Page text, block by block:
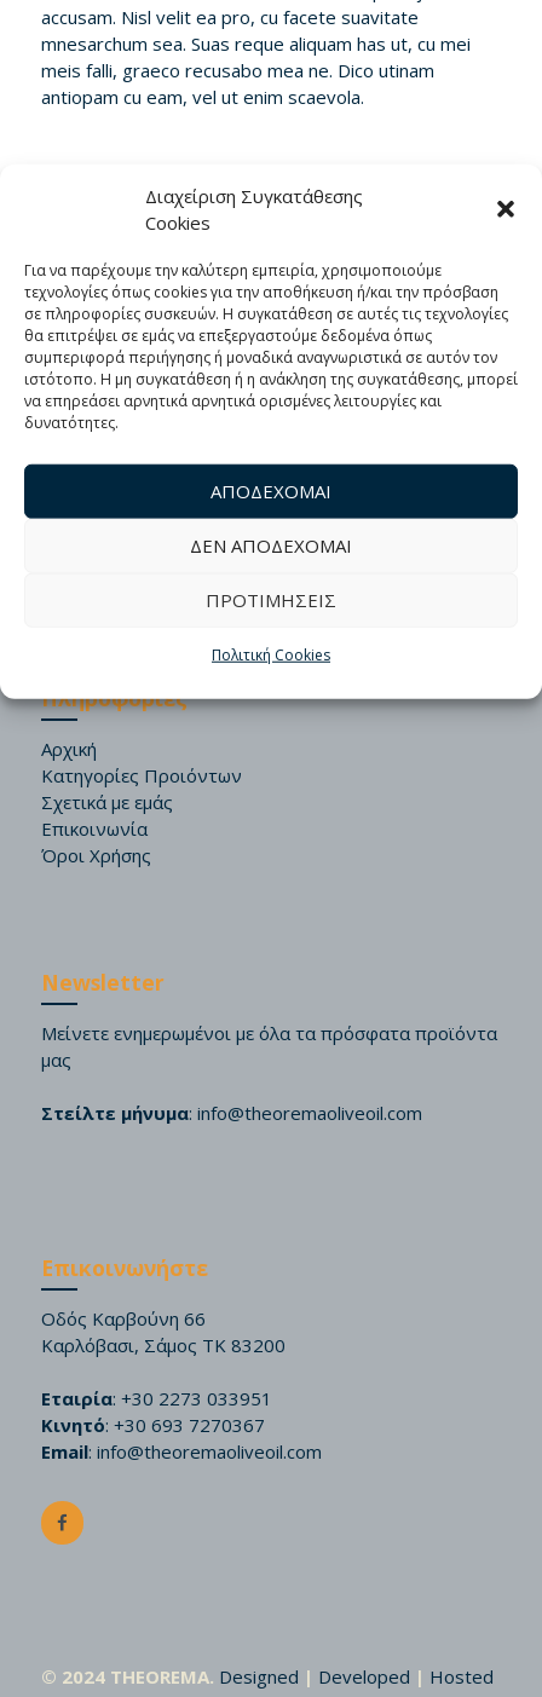
Διαχείριση Συγκατάθεσης
Cookies
Για να παρέχουμε την καλύτερη εμπειρία, χρησιμοποιούμε
τεχνολογίες όπως cookies για την αποθήκευση ή/και την πρόσβαση
σε πληροφορίες συσκευών. Η συγκατάθεση σε αυτές τις τεχνολογίες
θα επιτρέψει σε εμάς να επεξεργαστούμε δεδομένα όπως
συμπεριφορά περιήγησης ή μοναδικά αναγνωριστικά σε αυτόν τον
ιστότοπο. Η μη συγκατάθεση ή η ανάκληση της συγκατάθεσης, μπορεί
να επηρεάσει αρνητικά αρνητικά ορισμένες λειτουργίες και
δυνατότητες.
ΑΠΟΔΕΧΟΜΑΙ
ΔΕΝ ΑΠΟΔΕΧΟΜΑΙ
ΠΡΟΤΙΜΗΣΕΙΣ
Πολιτική Cookies
accusam. Nisl velit ea pro, cu facete suavitate
mnesarchum sea. Suas reque aliquam has ut, cu mei
meis falli, graeco recusabo mea ne. Dico utinam
antiopam cu eam, vel ut enim scaevola.
Σχετικά με εμάς
Η οικογένεια Βαλσαμίδη ένας από τους
παλαιότερους ελαιοκαλλιεργητές και
ελαιοπαραγωγοί στη Σάμο, παράγουν ελαιόλαδο σε
παραδοσιακό ελαιοτριβείο στην Υδρούσσα της
Σάμου, χειροκίνητα, χρησιμοποιώντας μυλόπετρες
και ξύλινα πιεστήρια.
Πληροφορίες
Αρχική
Κατηγορίες Προιόντων
Σχετικά με εμάς
Επικοινωνία
Όροι Χρήσης
Newsletter
Μείνετε ενημερωμένοι με όλα τα πρόσφατα προϊόντα
μας
Στείλτε μήνυμα: info@theoremaoliveoil.com
Επικοινωνήστε
Οδός Καρβούνη 66
Καρλόβασι, Σάμος ΤΚ 83200
Εταιρία: +30 2273 033951
Κινητό: +30 693 7270367
Email: info@theoremaoliveoil.com
© 2024 THEOREMA. Designed | Developed | Hosted